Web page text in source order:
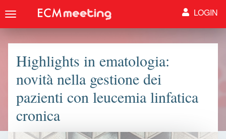
Highlights in ematologia:
novità nella gestione dei
pazienti con leucemia linfatica
cronica
Toggle
LOGIN